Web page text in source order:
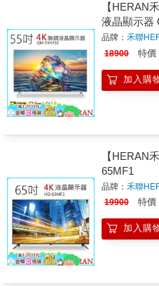
【HERAN
液晶顯示器
品牌： 禾聯
18900
特價
加入購
【HERAN
65MF1
品牌： 禾聯
19900
特價
加入購